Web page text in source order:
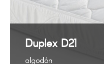
Duplex D21
algodón